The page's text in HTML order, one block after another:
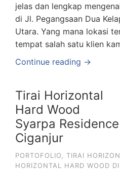
jelas dan lengkap
di Jl. Pegangsaan Dua
Utara. Yang mana lokasi
tempat salah satu klien
Continue reading →
Tirai Horizontal
Hard Wood
Syarpa Residence
Ciganjur
PORTOFOLIO TIRAI
HORIZONTAL HARD WOOD